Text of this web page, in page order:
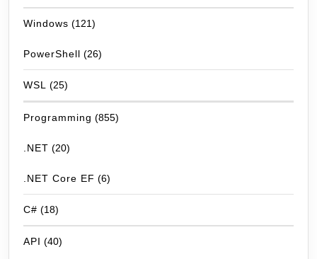
Windows (121)
PowerShell (26)
WSL (25)
Programming (855)
.NET (20)
.NET Core EF (6)
C# (18)
API (40)